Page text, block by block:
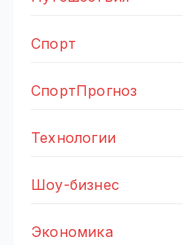
Спорт
СпортПрогноз
Технологии
Шоу-бизнес
Экономика